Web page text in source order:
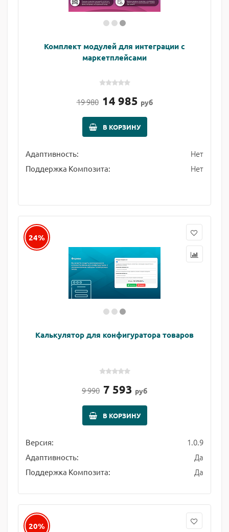
Комплект модулей для интеграции с
маркетплейсами
19 980 14 985 руб
В КОРЗИНУ
Адаптивность: Нет
Поддержка Композита: Нет
24%
Калькулятор для конфигуратора товаров
9 990 7 593 руб
В КОРЗИНУ
Версия: 1.0.9
Адаптивность: Да
Поддержка Композита: Да
20%